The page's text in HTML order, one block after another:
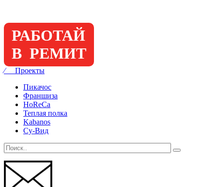
РАБОТАЙ
В РЕМИТ
⁄ Проекты
Пикачос
Франшиза
HoReCa
Теплая полка
Kabanos
Су-Вид